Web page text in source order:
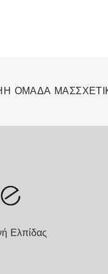
Η ΟΜΑΔΑ ΜΑΣ
Ελπίδας